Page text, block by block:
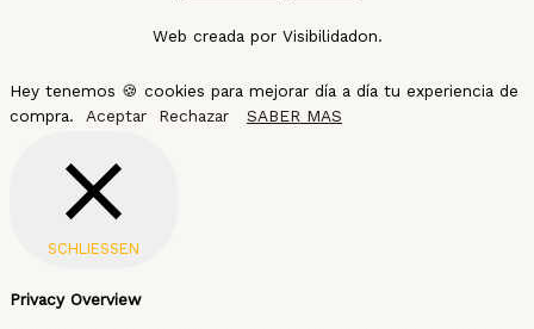
Web creada por Visibilidadon.
Hey tenemos 🍪 cookies para mejorar día a día tu experiencia de
compra.
Aceptar Rechazar SABER MAS
SCHLIESSEN
Privacy Overview